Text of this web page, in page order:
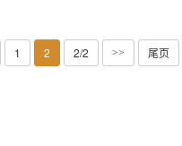
1 2 2/2 >> 尾页